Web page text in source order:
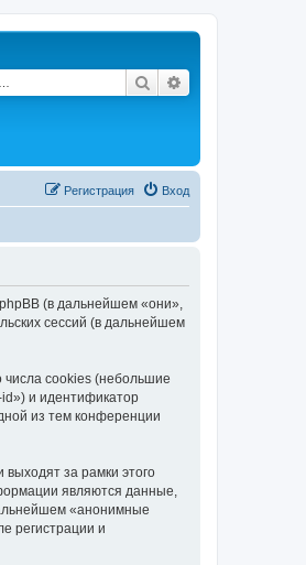
Поиск
Вход
Регистрация
(в дальнейшем «они»,
сессий (в дальнейшем
cookies (небольшие
и идентификатор
из тем конференции
за рамки этого
являются данные,
«анонимные
регистрации и